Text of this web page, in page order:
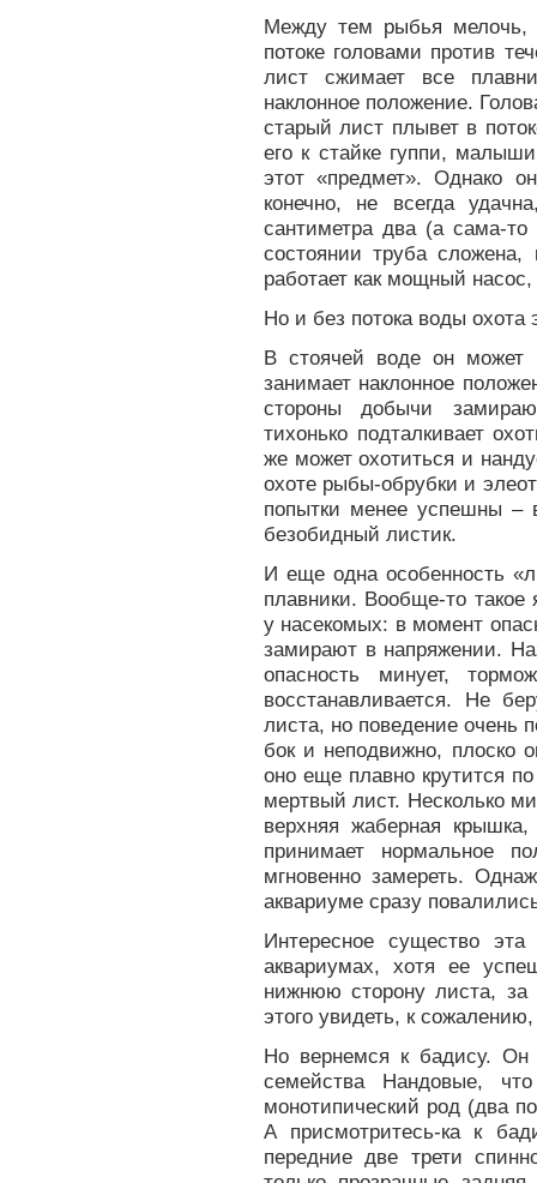
Между тем рыбья мелочь,
потоке головами против
лист сжимает все
наклонное положение.
старый лист плывет в
его к стайке гуппи,
этот «предмет». Однако
конечно, не всегда
сантиметра два (а сама-
состоянии труба
работает как мощный
Но и без потока воды охота
В стоячей воде он может
занимает наклонное
стороны добычи
тихонько подталкивает
же может охотиться и
охоте рыбы-обрубки и
попытки менее успешны –
безобидный листик.
И еще одна особенность
плавники. Вообще-то
у насекомых: в момент
замирают в напряжении.
опасность минует,
восстанавливается. Не
листа, но поведение очень
бок и неподвижно, плоско
оно еще плавно крутится
мертвый лист. Несколько
верхняя жаберная
принимает нормальное
мгновенно замереть.
аквариуме сразу
Интересное существо
аквариумах, хотя ее
нижнюю сторону листа,
этого увидеть, к
Но вернемся к бадису. Он
семейства Нандовые,
монотипический род (два
А присмотритесь-ка к
передние две трети